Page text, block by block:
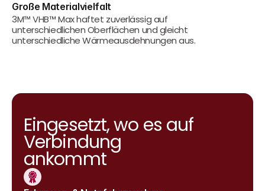
Große Materialvielfalt
3M™ VHB™ Max haftet zuverlässig auf
unterschiedlichen Oberflächen und gleicht
unterschiedliche Wärmeausdehnungen aus.
Eingesetzt, wo es auf
Verbindung
ankommt